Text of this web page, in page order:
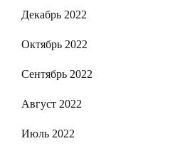
Декабрь 2022
Октябрь 2022
Сентябрь 2022
Август 2022
Июль 2022